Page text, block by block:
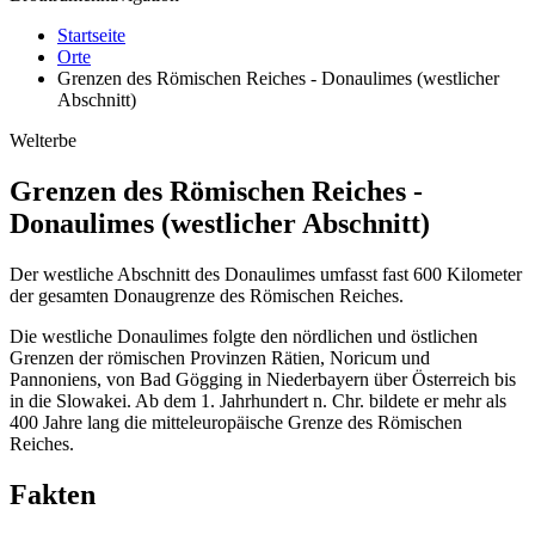
Startseite
Orte
Grenzen des Römischen Reiches - Donaulimes (westlicher
Abschnitt)
Welterbe
Grenzen des Römischen Reiches -
Donaulimes (westlicher Abschnitt)
Der westliche Abschnitt des Donaulimes umfasst fast 600 Kilometer
der gesamten Donaugrenze des Römischen Reiches.
Die westliche Donaulimes folgte den nördlichen und östlichen
Grenzen der römischen Provinzen Rätien, Noricum und
Pannoniens, von Bad Gögging in Niederbayern über Österreich bis
in die Slowakei. Ab dem 1. Jahrhundert n. Chr. bildete er mehr als
400 Jahre lang die mitteleuropäische Grenze des Römischen
Reiches.
Fakten